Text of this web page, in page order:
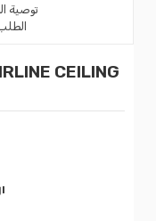
توصية
CEILING